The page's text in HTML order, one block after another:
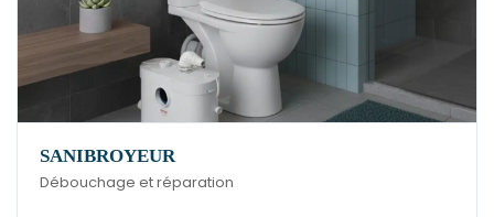
SANIBROYEUR
Débouchage et réparation